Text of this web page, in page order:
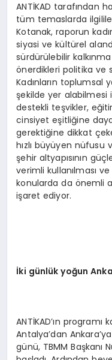
ANTİKAD tarafından
tüm temaslarda
Kotanak, raporun
siyasi ve kültürel
sürdürülebilir
önerdikleri politika ve
Kadınların toplumsal
şekilde yer
destekli teşvikler,
cinsiyet eşitliğine
gerektiğine dikkat
hızlı büyüyen
şehir altyapısının
verimli kullanılması
konularda da önemli
işaret ediyor.
İki günlük yoğun
ANTİKAD’ın programı
Antalya’dan
günü, TBMM Başkanı